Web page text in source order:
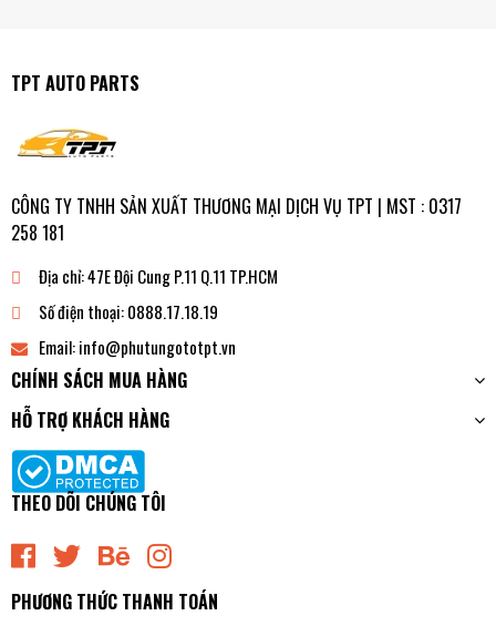
TPT AUTO PARTS
CÔNG TY TNHH SẢN XUẤT THƯƠNG MẠI DỊCH VỤ TPT | MST : 0317
258 181
Địa chỉ:47E Đội Cung P.11 Q.11 TP.HCM
Số điện thoại:0888.17.18.19
Email:info@phutungototpt.vn
CHÍNH SÁCH MUA HÀNG
HỖ TRỢ KHÁCH HÀNG
THEO DÕI CHÚNG TÔI
PHƯƠNG THỨC THANH TOÁN